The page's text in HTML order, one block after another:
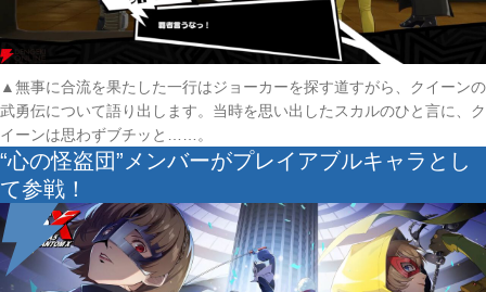
▲無事に合流を果たした一行はジョーカーを探す道すがら、クイーンの
武勇伝について語り出します。当時を思い出したスカルのひと言に、ク
イーンは思わずブチッと……。
“心の怪盗団”メンバーがプレイアブルキャラとし
て参戦！